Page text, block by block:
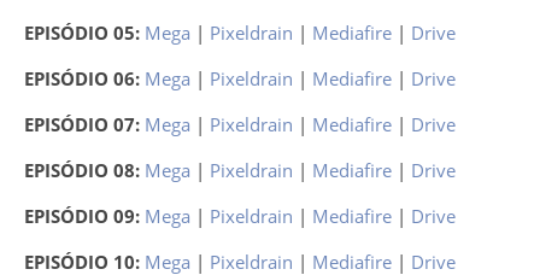
EPISÓDIO 05: Mega | Pixeldrain | Mediafire | Drive
EPISÓDIO 06: Mega | Pixeldrain | Mediafire | Drive
EPISÓDIO 07: Mega | Pixeldrain | Mediafire | Drive
EPISÓDIO 08: Mega | Pixeldrain | Mediafire | Drive
EPISÓDIO 09: Mega | Pixeldrain | Mediafire | Drive
EPISÓDIO 10: Mega | Pixeldrain | Mediafire | Drive